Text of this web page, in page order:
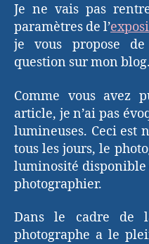
Je ne vais pas
paramètres de l’
je vous propose
question sur mon blog.
Comme vous avez
article, je n’ai pas
lumineuses. Ceci est
tous les jours, le
luminosité disponible
photographier.
Dans le cadre de
photographe a le